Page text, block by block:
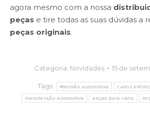
agora mesmo com a nossa
peças e tire todas as suas dúvidas a
peças originais.
Categoria: Novidades 15 de
Tags: #revisão automotiva carros
manutenção automotiva peças para carro